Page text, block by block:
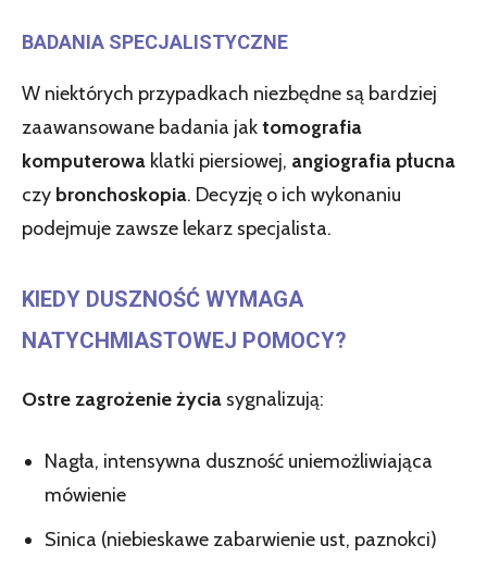
BADANIA SPECJALISTYCZNE
W niektórych przypadkach niezbędne są bardziej
zaawansowane badania jaktomografia
komputerowa klatki piersiowej, angiografia płucna
czy bronchoskopia. Decyzję o ich wykonaniu
podejmuje zawsze lekarz specjalista.
KIEDY DUSZNOŚĆ WYMAGA
NATYCHMIASTOWEJ POMOCY?
Ostre zagrożenie życia sygnalizują:
Nagła, intensywna duszność uniemożliwiająca
mówienie
Sinica (niebieskawe zabarwienie ust, paznokci)